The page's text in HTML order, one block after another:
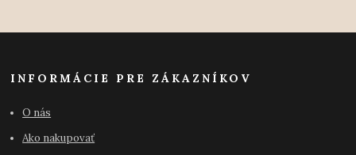
INFORMÁCIE PRE ZÁKAZNÍKOV
O nás
Ako nakupovať